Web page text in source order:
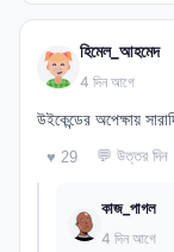
হিমেল_আহমেদ
4 দিন আগে
উইকেন্ডের অপেক্ষায়
♥ 29 💬 উত্তর দিন
কাজ_পাগল
4 দিন আগে